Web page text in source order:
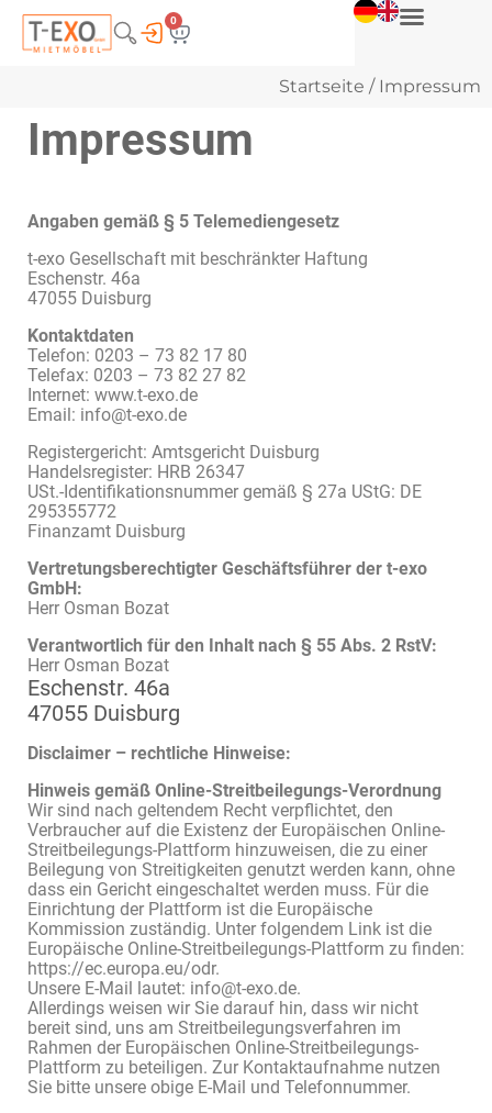
0
Startseite / Impressum
Impressum
Angaben gemäß § 5 Telemediengesetz
t-exo Gesellschaft mit beschränkter Haftung
Eschenstr. 46a
47055 Duisburg
Kontaktdaten
Telefon: 0203 – 73 82 17 80
Telefax: 0203 – 73 82 27 82
Internet: www.t-exo.de
Email: info@t-exo.de
Registergericht: Amtsgericht Duisburg
Handelsregister: HRB 26347
USt.-Identifikationsnummer gemäß § 27a UStG: DE
295355772
Finanzamt Duisburg
Vertretungsberechtigter Geschäftsführer der t-exo
GmbH:
Herr Osman Bozat
Verantwortlich für den Inhalt nach § 55 Abs. 2 RstV:
Herr Osman Bozat
Eschenstr. 46a
47055 Duisburg
Disclaimer – rechtliche Hinweise:
Hinweis gemäß Online-Streitbeilegungs-Verordnung
Wir sind nach geltendem Recht verpflichtet, den
Verbraucher auf die Existenz der Europäischen Online-
Streitbeilegungs-Plattform hinzuweisen, die zu einer
Beilegung von Streitigkeiten genutzt werden kann, ohne
dass ein Gericht eingeschaltet werden muss. Für die
Einrichtung der Plattform ist die Europäische
Kommission zuständig. Unter folgendem Link ist die
Europäische Online-Streitbeilegungs-Plattform zu finden:
https://ec.europa.eu/odr.
Unsere E-Mail lautet: info@t-exo.de.
Allerdings weisen wir Sie darauf hin, dass wir nicht
bereit sind, uns am Streitbeilegungsverfahren im
Rahmen der Europäischen Online-Streitbeilegungs-
Plattform zu beteiligen. Zur Kontaktaufnahme nutzen
Sie bitte unsere obige E-Mail und Telefonnummer.